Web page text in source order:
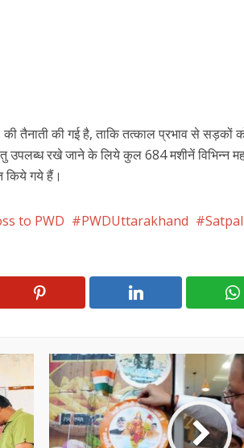
तैनाती की गई है, ताकि तत्काल प्रभाव से सड़कों
उपलब्ध रखे जाने के लिये कुल 684 मशीनें विभिन्न
किये गये हैं।
to PWD PWDUttarakhand
Satpal